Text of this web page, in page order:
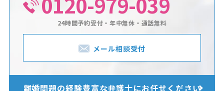
24時間予約受付・年中無休・通話無料
メール相談受付
離婚問題の経験豊富な弁護士にお任せください